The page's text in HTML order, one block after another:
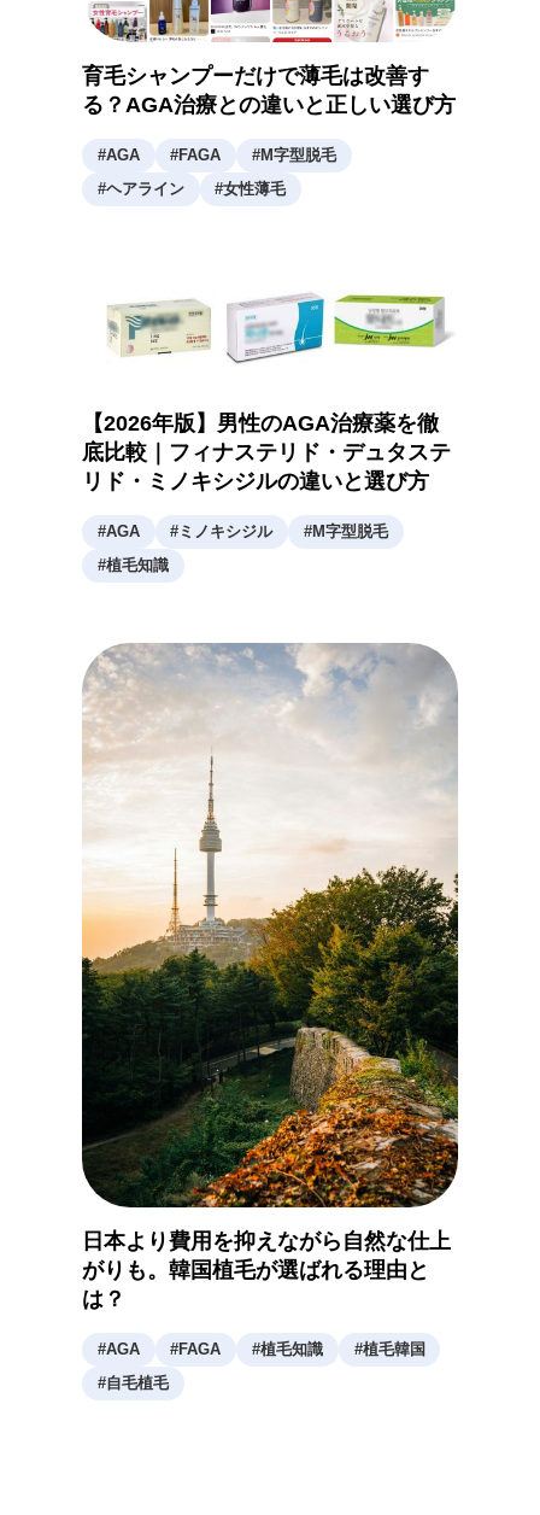
育毛シャンプーだけで薄毛は改善す
る？AGA治療との違いと正しい選び方
#AGA #FAGA #M字型脱毛
#ヘアライン #女性薄毛
【2026年版】男性のAGA治療薬を徹
底比較｜フィナステリド・デュタステ
リド・ミノキシジルの違いと選び方
#AGA # ミノキシジル #M字型脱毛
#植毛知識
日本より費用を抑えながら自然な仕上
がりも。韓国植毛が選ばれる理由と
は？
#AGA #FAGA #植毛知識 #植毛韓国
#自毛植毛